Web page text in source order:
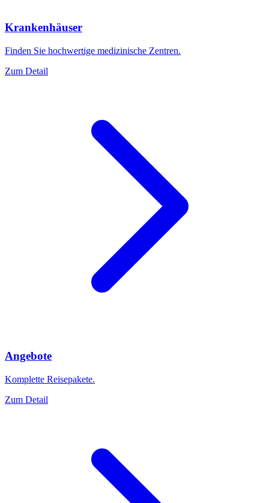
Krankenhäuser
Finden Sie hochwertige medizinische Zentren.
Zum Detail
Angebote
Komplette Reisepakete.
Zum Detail